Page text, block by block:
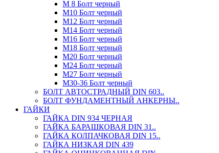
М 8 Болт черный
М10 Болт черный
М12 Болт черный
М14 Болт черный
М16 Болт черный
М18 Болт черный
М20 Болт черный
М24 Болт черный
М27 Болт черный
М30-36 Болт черный
БОЛТ АВТОСТРАДНЫЙ DIN 603..
БОЛТ ФУНДАМЕНТНЫЙ АНКЕРНЫ..
ГАЙКИ
ГАЙКА DIN 934 ЧЕРНАЯ
ГАЙКА БАРАШКОВАЯ DIN 31..
ГАЙКА КОЛПАЧКОВАЯ DIN 15..
ГАЙКА НИЗКАЯ DIN 439